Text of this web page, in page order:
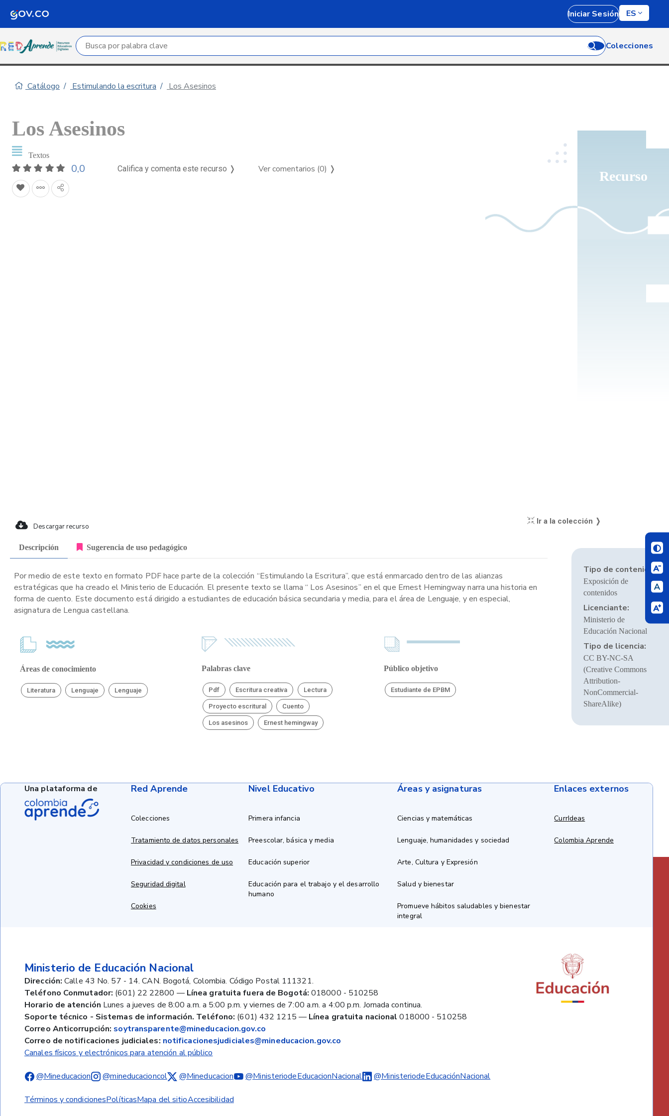
Iniciar Sesión ES
Campo de búsqueda por palabra clave Colecciones
Catálogo Estimulando la escritura Los Asesinos
Recurso
Los Asesinos
Textos
0,0 Califica y comenta este recurso ❭ Ver comentarios (0) ❭
Descargar recurso
Ir a la colección ❭
Descripción Sugerencia de uso pedagógico
Por medio de este texto en formato PDF hace parte de la colección “Estimulando la Escritura”, que está enmarcado dentro de las alianzas
estratégicas que ha creado el Ministerio de Educación. El presente texto se llama “ Los Asesinos” en el que Ernest Hemingway narra una historia en
forma de cuento. Este documento está dirigido a estudiantes de educación básica secundaria y media, para el área de Lenguaje, y en especial,
asignatura de Lengua castellana.
Áreas de conocimiento
Literatura Lenguaje Lenguaje
Palabras clave
Pdf Escritura creativa Lectura
Proyecto escritural Cuento
Los asesinos Ernest hemingway
Público objetivo
Estudiante de EPBM
Tipo de contenido:
Exposición de
contenidos
Licenciante:
Ministerio de
Educación Nacional
Tipo de licencia:
CC BY-NC-SA
(Creative Commons
Attribution-
NonCommercial-
ShareAlike)
Red Aprende
Colecciones
Tratamiento de datos personales
Privacidad y condiciones de uso
Seguridad digital
Cookies
Nivel Educativo
Primera infancia
Preescolar, básica y media
Educación superior
Educación para el trabajo y el desarrollo
humano
Áreas y asignaturas
Ciencias y matemáticas
Lenguaje, humanidades y sociedad
Arte, Cultura y Expresión
Salud y bienestar
Promueve hábitos saludables y bienestar
integral
Enlaces externos
CurrIdeas
Colombia Aprende
Ministerio de Educación Nacional
Dirección: Calle 43 No. 57 - 14. CAN. Bogotá, Colombia. Código Postal 111321.
Teléfono Conmutador: (601) 22 22800 — Línea gratuita fuera de Bogotá: 018000 - 510258
Horario de atención Lunes a jueves de 8:00 a.m. a 5:00 p.m. y viernes de 7:00 a.m. a 4:00 p.m. Jornada continua.
Soporte técnico - Sistemas de información. Teléfono: (601) 432 1215 — Línea gratuita nacional 018000 - 510258
Correo Anticorrupción: soytransparente@mineducacion.gov.co
Correo de notificaciones judiciales: notificacionesjudiciales@mineducacion.gov.co
Canales físicos y electrónicos para atención al público
@Mineducacion @mineducacioncol @Mineducacion @MinisteriodeEducacionNacional @MinisteriodeEducaciónNacional
Términos y condicionesPolíticasMapa del sitioAccesibilidad
Una plataforma de